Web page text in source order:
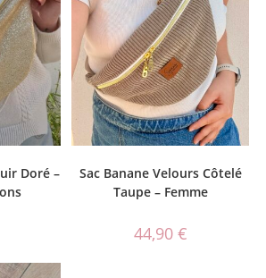
Doré –
Sac Banane Velours Côtelé
Taupe – Femme
44,90 €